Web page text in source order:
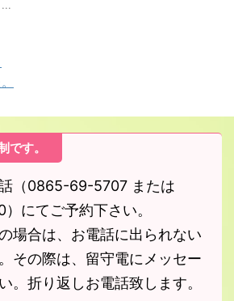
です。
（0865-69-5707 または
にてご予約下さい。
場合は、お電話に出られない
その際は、留守電にメッセー
。折り返しお電話致します。